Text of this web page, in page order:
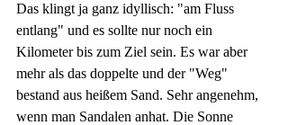
Das klingt ja ganz idyllisch: "am Fluss
entlang" und es sollte nur noch ein
Kilometer bis zum Ziel sein. Es war aber
mehr als das doppelte und der "Weg"
bestand aus heißem Sand. Sehr angenehm,
wenn man Sandalen anhat. Die Sonne